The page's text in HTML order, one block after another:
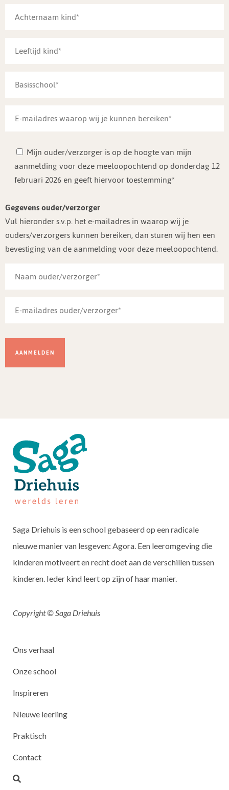
Mijn ouder/verzorger is op de hoogte van mijn
aanmelding voor deze meeloopochtend op donderdag 12
februari 2026 en geeft hiervoor toestemming*
Gegevens ouder/verzorger
Vul hieronder s.v.p. het e-mailadres in waarop wij je
ouders/verzorgers kunnen bereiken, dan sturen wij hen een
bevestiging van de aanmelding voor deze meeloopochtend.
veld
niet
Saga Driehuis is een school gebaseerd op een radicale
nieuwe manier van lesgeven: Agora. Een leeromgeving die
kinderen motiveert en recht doet aan de verschillen tussen
kinderen. Ieder kind leert op zijn of haar manier.
Copyright © Saga Driehuis
Ons verhaal
Onze school
Inspireren
Nieuwe leerling
Praktisch
Contact